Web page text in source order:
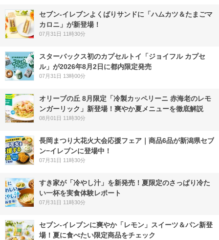
セブン‐イレブンよくばりサンドに「ハムカツ＆たまごマ
カロニ」が新登場！
07月31日 11時30分
スターバックス初のカプセルトイ「ジョイフル カプセ
ル」が2026年8月2日に都内限定発売
07月31日 13時00分
オリーブの丘 8月限定「冷製カッペリーニ 赤海老のレモ
ンガーリック」新登場！爽やか夏メニューを徹底解説
08月01日 11時30分
長岡まつり大花火大会応援フェア｜商品6品が新潟県セブ
ン−イレブンに登場中！
07月31日 11時30分
すき家が「冷やし汁」を新発売！夏限定のさっぱり冷た
い一杯を実食体験レポート
07月31日 11時30分
セブン‐イレブンに爽やか「レモン」スイーツ＆パン新登
場！夏に食べたい限定商品をチェック